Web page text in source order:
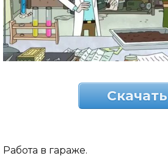
Скачать
Работа в гараже.